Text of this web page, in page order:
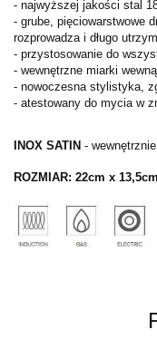
- najwyższej jakości stal
- grube, pięciowarstwowe
rozprowadza i długo
- przystosowanie do
- wewnętrzne miarki
- nowoczesna stylistyka,
- atestowany do mycia w
INOX SATIN -
ROZMIAR: 22cm x